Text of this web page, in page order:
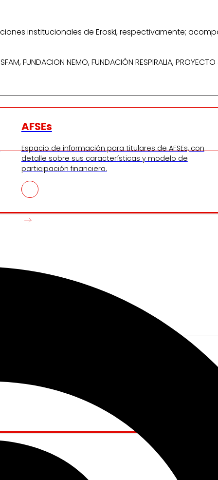
AFSEs
Espacio de información para titulares de AFSEs, con
detalle sobre sus características y modelo de
participación financiera.
institucionales de Eroski, respectivamente;
FUNDACION NEMO, FUNDACIÓN RESPIRALIA,